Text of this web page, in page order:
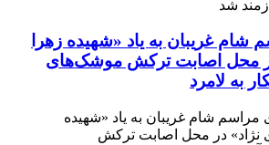
شام غریبان به یاد «شهیده زهرا
محل اصابت ترکش موشک‌های
به لامرد